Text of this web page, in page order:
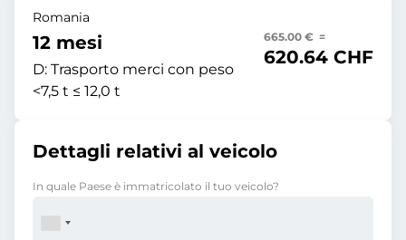
Romania
12 mesi
D: Trasporto merci con peso
<7,5 t ≤ 12,0 t
665.00 € =
620.64 CHF
Dettagli relativi al veicolo
In quale Paese è immatricolato il tuo veicolo?